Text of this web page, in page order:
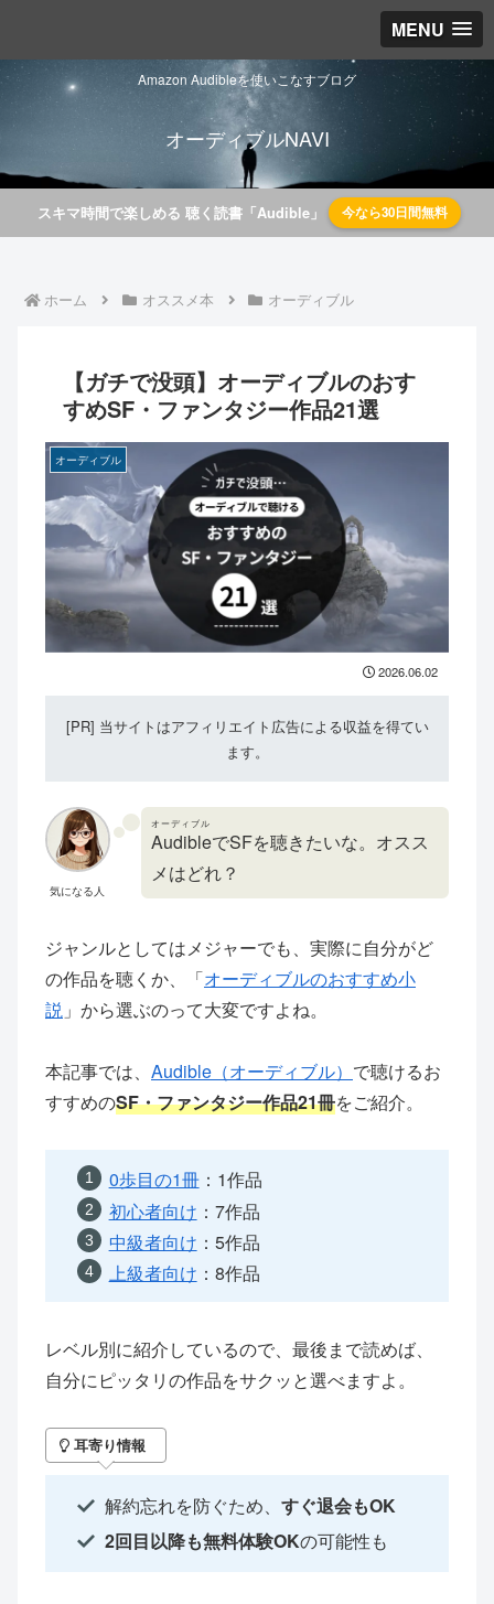
MENU
Amazon Audibleを使いこなすブログ
オーディブルNAVI
スキマ時間で楽しめる 聴く読書「Audible」 今なら30日間無料
ホーム オススメ本 オーディブル
【ガチで没頭】オーディブルのおす
すめSF・ファンタジー作品21選
オーディブル
2026.06.02
[PR] 当サイトはアフィリエイト広告による収益を得てい
ます。
気になる人
Audible
オーディブル
でSFを聴きたいな。オスス
メはどれ？
ジャンルとしてはメジャーでも、実際に自分がど
の作品を聴くか、「オーディブルのおすすめ小
説 」から選ぶのって大変ですよね。
本記事では、 Audible（オーディブル） で聴けるお
すすめのSF・ファンタジー作品21冊をご紹介。
0歩目の1冊：1作品
初心者向け ：7作品
中級者向け ：5作品
上級者向け ：8作品
レベル別に紹介しているので、最後まで読めば、
自分にピッタリの作品をサクッと選べますよ。
耳寄り情報
解約忘れを防ぐため、すぐ退会もOK
2回目以降も無料体験OKの可能性も